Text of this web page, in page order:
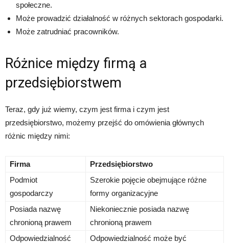
społeczne.
Może prowadzić działalność w różnych sektorach gospodarki.
Może zatrudniać pracowników.
Różnice między firmą a
przedsiębiorstwem
Teraz, gdy już wiemy, czym jest firma i czym jest
przedsiębiorstwo, możemy przejść do omówienia głównych
różnic między nimi:
Firma
Przedsiębiorstwo
Podmiot
gospodarczy
Szerokie pojęcie obejmujące różne
formy organizacyjne
Posiada nazwę
chronioną prawem
Niekoniecznie posiada nazwę
chronioną prawem
Odpowiedzialność
Odpowiedzialność może być